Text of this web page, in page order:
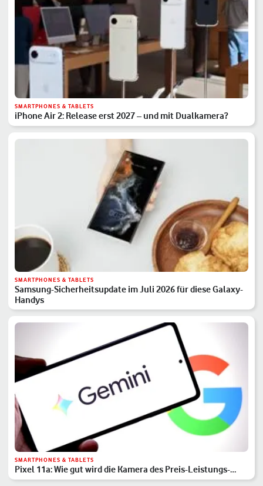
SMARTPHONES & TABLETS
iPhone Air 2: Release erst 2027 – und mit Dualkamera?
SMARTPHONES & TABLETS
Samsung-Sicherheitsupdate im Juli 2026 für diese Galaxy-
Handys
SMARTPHONES & TABLETS
Pixel 11a: Wie gut wird die Kamera des Preis-Leistungs-
Hits?